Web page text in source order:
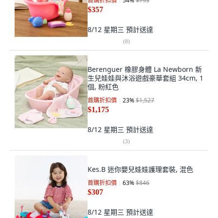
$357
8/12 星期三 預計送達
(8)
Berenguer 橡膠身體 La Newborn 新
生兒娃娃與沐浴遊戲豪華套組 34cm, 1
個, 粉紅色
首購折扣價 23%$1,527
$1,175
8/12 星期三 預計送達
(3)
Kes.B 迷你嬰兒娃娃護理套裝, 混色
首購折扣價 63%$846
$307
8/12 星期三 預計送達